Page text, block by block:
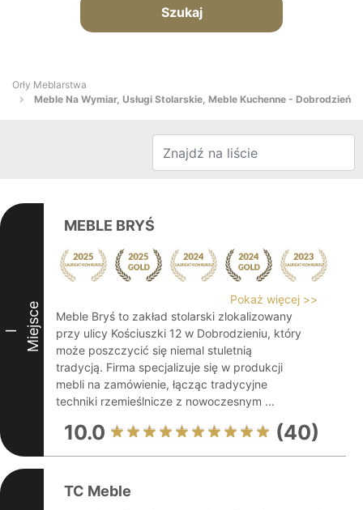
Szukaj
Orły Meblarstwa
Meble Na Wymiar, Usługi Stolarskie, Meble Kuchenne - Dobrodzień
I Miejsce
MEBLE BRYŚ
Pokaż więcej >>
Meble Bryś to zakład stolarski zlokalizowany
przy ulicy Kościuszki 12 w Dobrodzieniu, który
może poszczycić się niemal stuletnią
tradycją. Firma specjalizuje się w produkcji
mebli na zamówienie, łącząc tradycyjne
techniki rzemieślnicze z nowoczesnym ...
10.0 (40)
TC Meble